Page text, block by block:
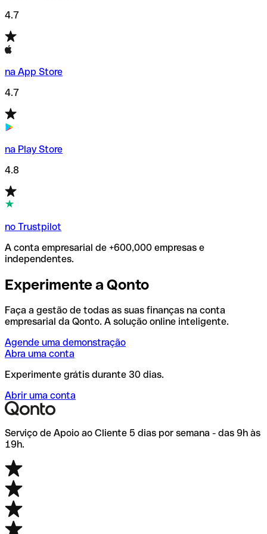
4.7
na App Store
4.7
na Play Store
4.8
no Trustpilot
A conta empresarial de +600,000 empresas e
independentes.
Experimente a Qonto
Faça a gestão de todas as suas finanças na conta
empresarial da Qonto. A solução online inteligente.
Agende uma demonstração
Abra uma conta
Experimente grátis durante 30 dias.
Abrir uma conta
Serviço de Apoio ao Cliente 5 dias por semana - das 9h às
19h.